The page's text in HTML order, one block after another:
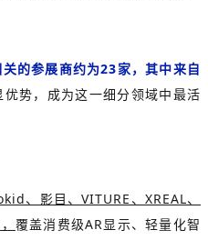
的参展商约为23家，其中来自
优势，成为这一细分领域中最活
、影目、VITURE、XREAL、
覆盖消费级AR显示、轻量化智